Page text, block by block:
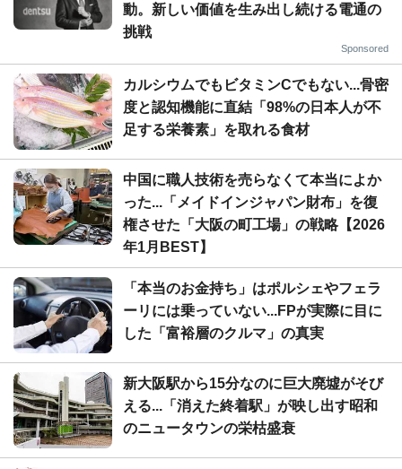
動。新しい価値を生み出し続ける電通の
挑戦
Sponsored
カルシウムでもビタミンCでもない...骨密
度と認知機能に直結「98%の日本人が不
足する栄養素」を取れる食材
中国に職人技術を売らなくて本当によか
った...「メイドインジャパン財布」を復
権させた「大阪の町工場」の戦略【2026
年1月BEST】
「本当のお金持ち」はポルシェやフェラ
ーリには乗っていない...FPが実際に目に
した「富裕層のクルマ」の真実
新大阪駅から15分なのに巨大廃墟がそび
える...「消えた終着駅」が映し出す昭和
のニュータウンの栄枯盛衰